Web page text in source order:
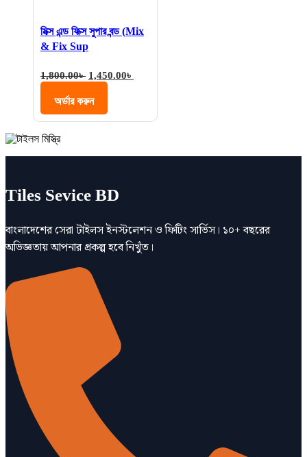
মিক্স এন্ড ফিক্স সুপার বন্ড (Mix
& Fix Sup
1,800.00৳ Original
price
was:
1,800.00৳ .
1,450.00৳
অর্ডার করুন
Tiles Sevice BD
বাংলাদেশের সেরা টাইলস ইনস্টলেশন ও ফিটিং সার্ভিস। ১০+ বছরের
অভিজ্ঞতায় আপনার প্রকল্প হবে নিখুঁত।